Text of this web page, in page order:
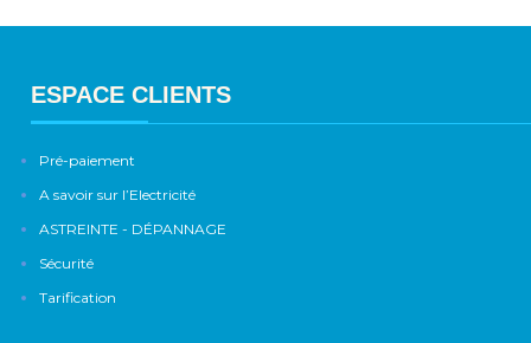
ESPACE CLIENTS
Pré-paiement
A savoir sur l’Electricité
ASTREINTE - DÉPANNAGE
Sécurité
Tarification